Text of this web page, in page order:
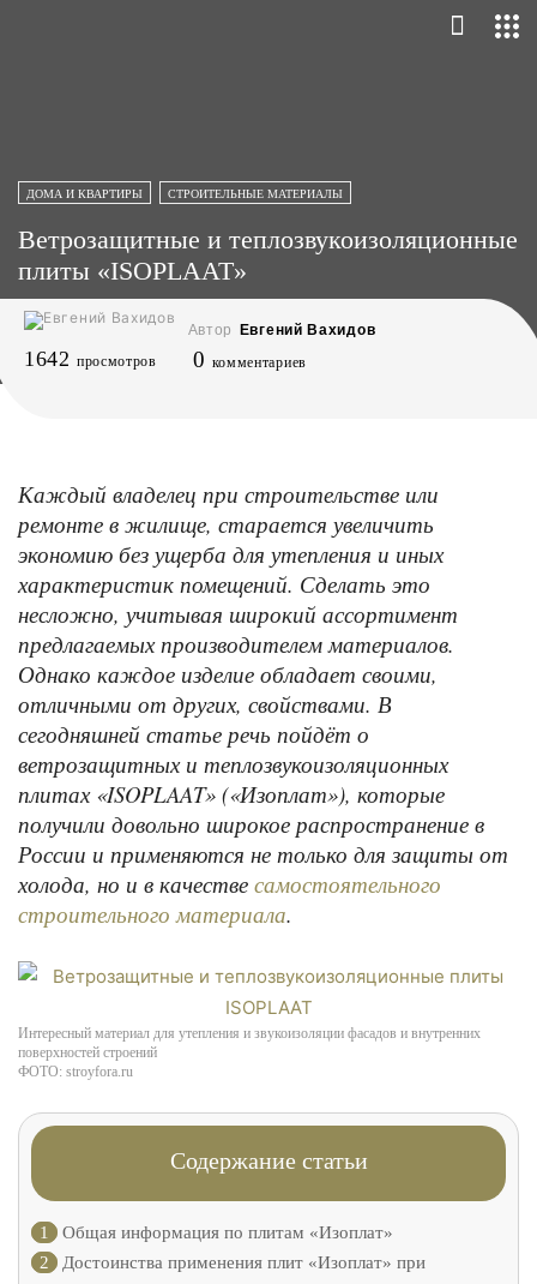
ДОМА И КВАРТИРЫ СТРОИТЕЛЬНЫЕ МАТЕРИАЛЫ
Ветрозащитные и теплозвукоизоляционные
плиты «ISOPLAAT»
Автор Евгений Вахидов
1642 просмотров 0 комментариев
Каждый владелец при строительстве или
ремонте в жилище, старается увеличить
экономию без ущерба для утепления и иных
характеристик помещений. Сделать это
несложно, учитывая широкий ассортимент
предлагаемых производителем материалов.
Однако каждое изделие обладает своими,
отличными от других, свойствами. В
сегодняшней статье речь пойдёт о
ветрозащитных и теплозвукоизоляционных
плитах «ISOPLAAT» («Изоплат»), которые
получили довольно широкое распространение в
России и применяются не только для защиты от
холода, но и в качестве самостоятельного
строительного материала.
Интересный материал для утепления и звукоизоляции фасадов и внутренних
поверхностей строений
ФОТО: stroyfora.ru
Содержание статьи
1
Общая информация по плитам «Изоплат»
2
Достоинства применения плит «Изоплат» при